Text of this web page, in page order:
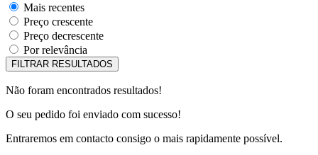
Mais recentes
Preço crescente
Preço decrescente
Por relevância
Não foram encontrados resultados!
O seu pedido foi enviado com sucesso!
Entraremos em contacto consigo o mais rapidamente possível.